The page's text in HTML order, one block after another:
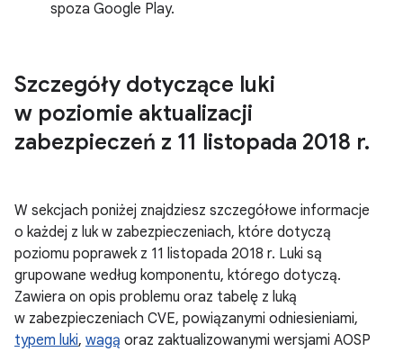
spoza Google Play.
Szczegóły dotyczące luki
w poziomie aktualizacji
zabezpieczeń z 11 listopada 2018 r.
W sekcjach poniżej znajdziesz szczegółowe informacje
o każdej z luk w zabezpieczeniach, które dotyczą
poziomu poprawek z 11 listopada 2018 r. Luki są
grupowane według komponentu, którego dotyczą.
Zawiera on opis problemu oraz tabelę z luką
w zabezpieczeniach CVE, powiązanymi odniesieniami,
typem luki, wagą oraz zaktualizowanymi wersjami AOSP